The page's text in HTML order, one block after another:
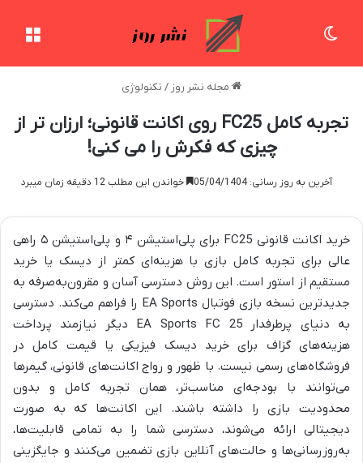
مجله نشر روز / تکنولوژی
تجربه کامل FC25 روی اکانت قانونی؛ ارزان تر از
چیزی که فکرش را می کنی!
آخرین به روز رسانی: 05/04/1404 خواندن این مطلب 12 دقیقه زمان میبرد
خرید اکانت قانونی FC25 برای پلی‌استیشن ۴ و پلی‌استیشن ۵ راهی
عالی برای تجربه کامل بازی با هزینه‌ای کمتر از دیسک یا خرید
مستقیم از استور است. این روش دسترسی آسان و مقرون‌به‌صرفه به
جدیدترین نسخه بازی فوتبال EA Sports را فراهم می‌کند. دسترسی
به دنیای پرطرفدار EA Sports FC 25 دیگر نیازمند پرداخت
هزینه‌های گزاف برای خرید دیسک فیزیکی یا قیمت کامل در
فروشگاه‌های رسمی نیست. با ظهور و رواج اکانت‌های قانونی، گیمرها
می‌توانند با بودجه‌ای مناسب‌تر، همان تجربه کامل و بدون
محدودیت بازی را داشته باشند. این اکانت‌ها که به صورت
دیجیتالی ارائه می‌شوند، دسترسی شما را به تمامی قابلیت‌ها،
به‌روزرسانی‌ها و حالت‌های آنلاین بازی تضمین می‌کنند و جایگزینی